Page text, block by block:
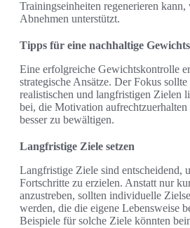
Trainingseinheiten regenerieren kann,
Abnehmen unterstützt.
Tipps für eine nachhaltige
Eine erfolgreiche Gewichtskontrolle
strategische Ansätze. Der Fokus
realistischen und langfristigen Zielen
bei, die Motivation
besser zu bewältigen.
Langfristige Ziele setzen
Langfristige Ziele sind entscheidend,
Fortschritte zu erzielen. Anstatt nur
anzustreben, sollten individuelle
werden, die die eigene Lebensweise
Beispiele für solche Ziele könnten